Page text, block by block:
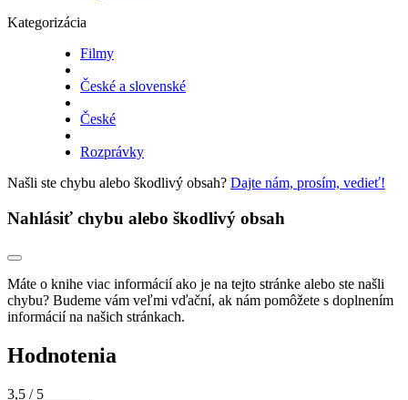
Kategorizácia
Filmy
České a slovenské
České
Rozprávky
Našli ste chybu alebo škodlivý obsah? Dajte nám, prosím, vedieť!
Nahlásiť chybu alebo škodlivý obsah
Máte o knihe viac informácií ako je na tejto stránke alebo ste našli
chybu? Budeme vám veľmi vďační, ak nám pomôžete s doplnením
informácií na našich stránkach.
Hodnotenia
3,5 / 5